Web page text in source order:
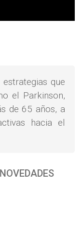
que
el Parkinson,
de 65 años, a
hacia el
NOVEDADES